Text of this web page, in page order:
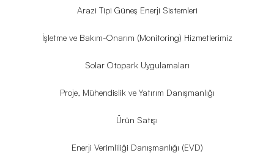
Arazi Tipi Güneş Enerji Sistemleri
İşletme ve Bakım-Onarım (Monitoring) Hizmetlerimiz
Solar Otopark Uygulamaları
Proje, Mühendislik ve Yatırım Danışmanlığı
Ürün Satışı
Enerji Verimliliği Danışmanlığı (EVD)